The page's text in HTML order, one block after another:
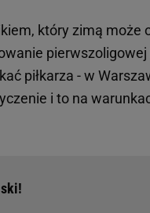
który zimą może
pierwszoligowej
piłkarza - w
i to na